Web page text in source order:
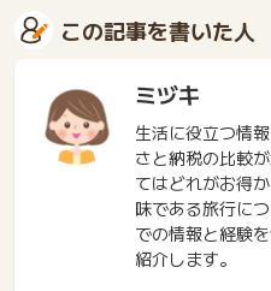
この記事を書いた人
ミヅキ
生活に役立つ情
さと納税の比較
てはどれがお得
味である旅行に
での情報と経験
紹介します。